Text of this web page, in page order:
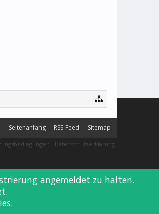
Seitenanfang RSS-Feed Sitemap
Datenschutzerklärung
angemeldet zu halten.